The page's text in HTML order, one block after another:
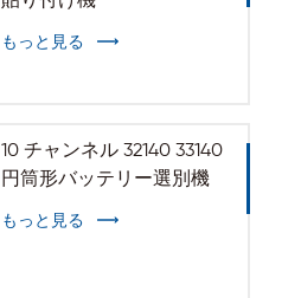
もっと見る
10 チャンネル 32140 33140
円筒形バッテリー選別機
もっと見る